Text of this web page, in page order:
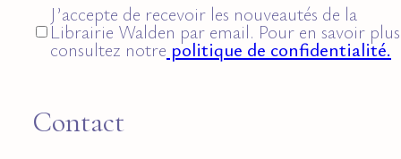
J’accepte de recevoir les nouveautés de la
Librairie Walden par email. Pour en savoir
consultez notre politique de confidentialité.
Contact